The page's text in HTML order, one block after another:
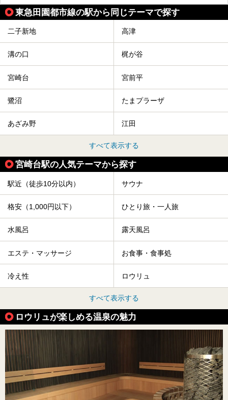
東急田園都市線の駅から同じテーマで探す
二子新地 高津
溝の口 梶が谷
宮崎台 宮前平
鷺沼 たまプラーザ
あざみ野 江田
すべて表示する
宮崎台駅の人気テーマから探す
駅近（徒歩10分以内） サウナ
格安（1,000円以下） ひとり旅・一人旅
水風呂 露天風呂
エステ・マッサージ お食事・食事処
冷え性 ロウリュ
すべて表示する
ロウリュが楽しめる温泉の魅力